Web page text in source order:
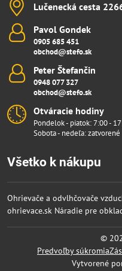
Lučenecká cesta
Pavol Gondek
0905 685 451
obchod@stefo.sk
Peter Štefančin
0948 077 327
obchod@stefo.sk
Otváracie hodiny
Pondelok - piatok: 7:00 -
Sobota - nedeľa: zatvorené
Všetko k nákupu
Ohrievače a odvlhčovače
ohrievace.sk Náradie pre
©
Predvoľby súkromia
Vytvorené